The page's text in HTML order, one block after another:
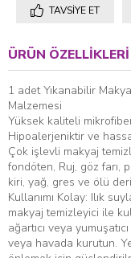
TAVSIYE ET
ÜRÜN ÖZELLIKLERI
1 adet Yıkanabilir
Malzemesi
Yüksek kaliteli
Hipoalerjeniktir ve
Çok işlevli makyaj
fondöten, Ruj, göz farı,
kiri, yağ, gres ve ölü deri
Kullanımı Kolay: Ilık
makyaj temizleyici ile
ağartıcı veya
veya havada kurutun.